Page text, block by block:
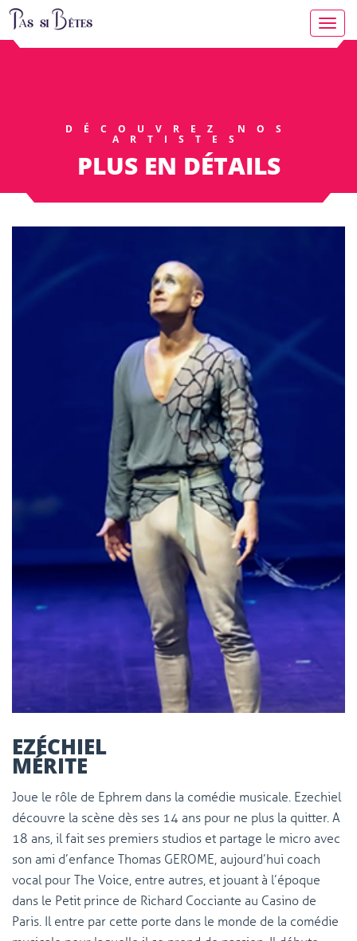
DÉCOUVREZ NOS
ARTISTES
PLUS EN DÉTAILS
EZÉCHIEL
MÉRITE
Joue le rôle de Ephrem dans la comédie musicale. Ezechiel
découvre la scène dès ses 14 ans pour ne plus la quitter. A
18 ans, il fait ses premiers studios et partage le micro avec
son ami d’enfance Thomas GEROME, aujourd’hui coach
vocal pour The Voice, entre autres, et jouant à l’époque
dans le Petit prince de Richard Cocciante au Casino de
Paris. Il entre par cette porte dans le monde de la comédie